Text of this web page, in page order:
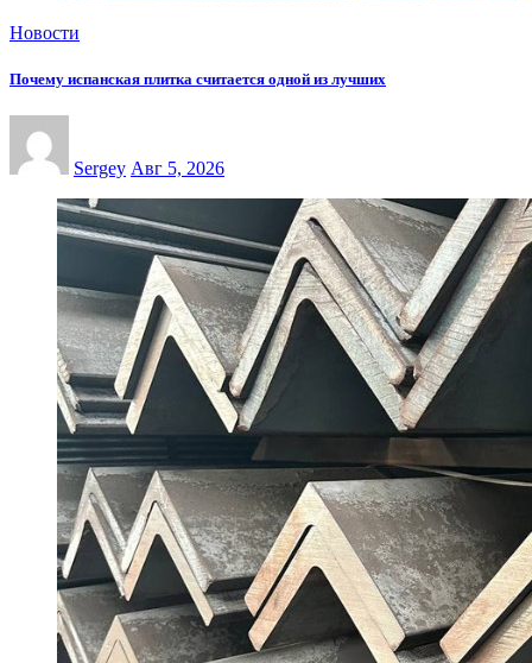
Новости
Почему испанская плитка считается одной из лучших
Sergey Авг 5, 2026